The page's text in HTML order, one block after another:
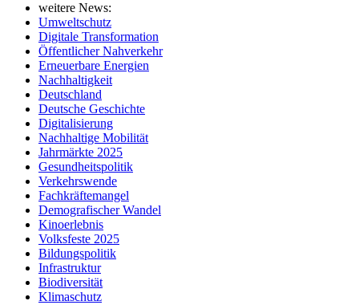
weitere News:
Umweltschutz
Digitale Transformation
Öffentlicher Nahverkehr
Erneuerbare Energien
Nachhaltigkeit
Deutschland
Deutsche Geschichte
Digitalisierung
Nachhaltige Mobilität
Jahrmärkte 2025
Gesundheitspolitik
Verkehrswende
Fachkräftemangel
Demografischer Wandel
Kinoerlebnis
Volksfeste 2025
Bildungspolitik
Infrastruktur
Biodiversität
Klimaschutz